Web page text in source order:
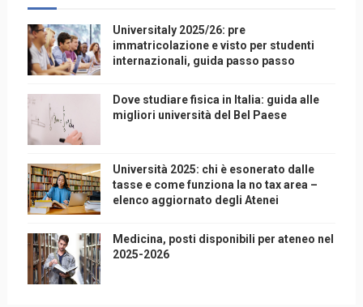
Universitaly 2025/26: pre
immatricolazione e visto per studenti
internazionali, guida passo passo
Dove studiare fisica in Italia: guida alle
migliori università del Bel Paese
Università 2025: chi è esonerato dalle
tasse e come funziona la no tax area –
elenco aggiornato degli Atenei
Medicina, posti disponibili per ateneo nel
2025-2026